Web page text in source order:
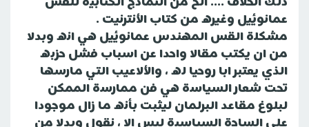
عمانوئيل وغيره من كتاب الأنترنيت .
مشكلة القس المهندس عمانوئيل هي انه وبدلا
من ان يكتب مقالا واحدا عن اسباب فشل حزبه
الذي يعتبر ابا روحيا له ، والألاعيب التي مارسها
تحت شعار السياسة هي فن ممارسة الممكن
لبلوغ مقاعد البرلمان ليثبت بأنه ما زال موجودا
على الساحة السياسية ليس الا ، نقول وبدلا من